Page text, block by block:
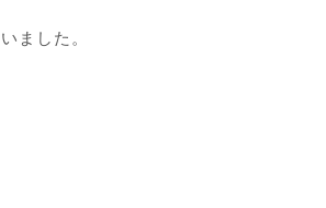
ました。